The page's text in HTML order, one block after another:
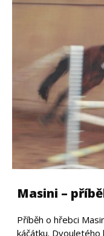
Masini –
Příběh o hřebci
káčátku.